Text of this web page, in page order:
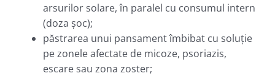
arsurilor solare, în paralel cu consumul intern
(doza şoc);
păstrarea unui pansament îmbibat cu soluţie
pe zonele afectate de micoze, psoriazis,
escare sau zona zoster;